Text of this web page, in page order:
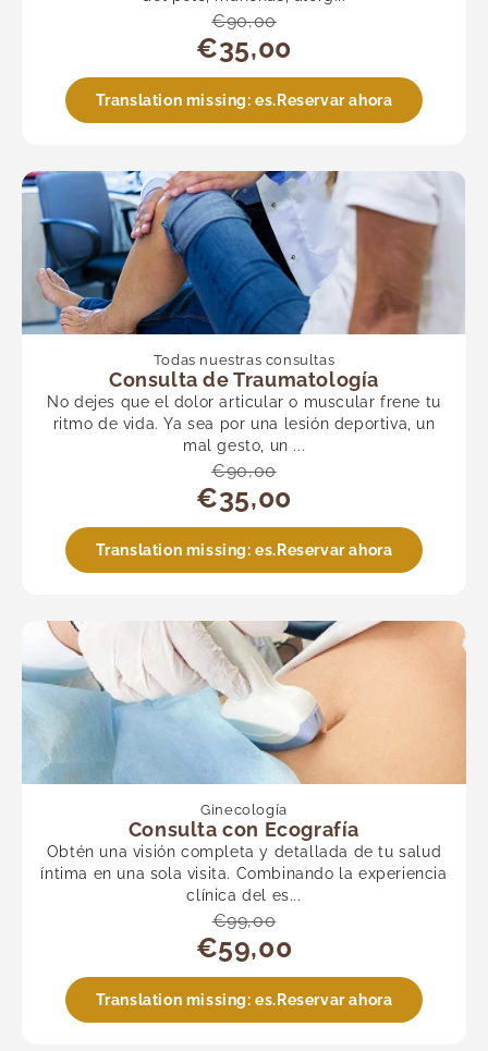
€90,00
€35,00
Translation missing: es.Reservar ahora
Todas nuestras consultas
Consulta de Traumatología
No dejes que el dolor articular o muscular frene tu
ritmo de vida. Ya sea por una lesión deportiva, un
mal gesto, un ...
€90,00
€35,00
Translation missing: es.Reservar ahora
Ginecología
Consulta con Ecografía
Obtén una visión completa y detallada de tu salud
íntima en una sola visita. Combinando la experiencia
clínica del es...
€99,00
€59,00
Translation missing: es.Reservar ahora